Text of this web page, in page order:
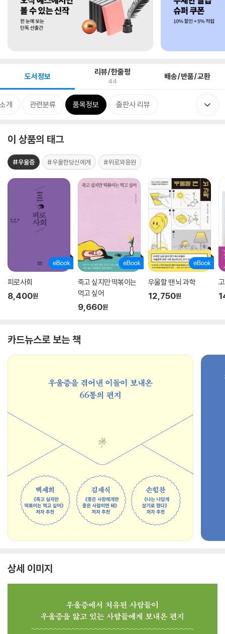
도서정보 리뷰/한줄평
44 배송/반품/교환
개 관련분류 품목정보 출판사 리뷰
이 상품의 태그
#우울증 #우울한당신에게 #위로와응원
피로사회
8,400원
죽고 싶지만 떡볶이는
먹고 싶어
9,660원
우울할 땐 뇌 과학
12,750원
카드뉴스로 보는 책
상세 이미지